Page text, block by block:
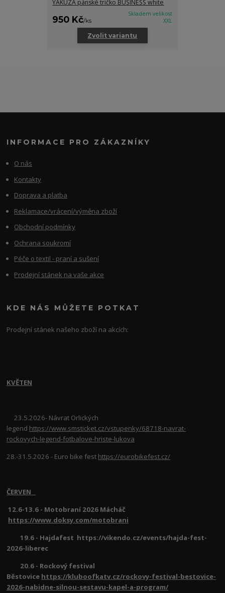
YAKUZA pánské tričko BUSINESS white
950 Kč/ks
Skladem velikost
XXL
Zvolit variantu
INFORMACE PRO ZÁKAZNÍKY
O nás
Kontakty
Doprava a platba
Reklamace/vrácení/výměna zboží
Obchodní podmínky
Ochrana soukromí
Péče o textil - praní a sušení
Prodejní stánek na vaše akce
KDE NÁS MŮŽETE POTKAT
Prodejní stánek našeho zboží na akcích:
KVĚTEN
23.5.2026- Návrat Orlických
legend https://www.smsticket.cz/vstupenky/68718-navrat-
rockovych-legend-fotbalove-hriste-lukova
28.-31.5.2026 - Euro bike fest https://eurobikefest.cz/
ČERVEN
12.6-13.6 - Motobraní 2026 Mácháč
https://www.doksy.com/motobrani
19.6 - Hajdafest https://vikendo.cz/events/hajda-fest-
2026-liberec
20.6 - Rockový festival
Běstovice https://kluboofkatv.cz/rockovy-festival-bestovice-
2026-nabidne-silnou-sestavu-kapel-a-program/